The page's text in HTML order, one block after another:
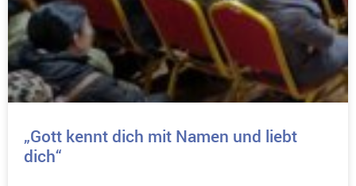
„Gott kennt dich mit Namen und liebt
dich“